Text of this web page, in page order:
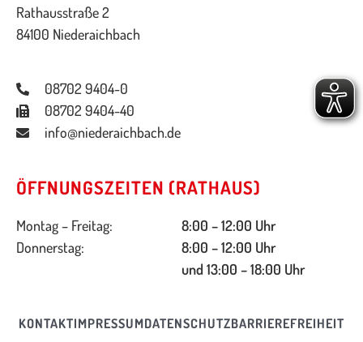
Rathausstraße 2
84100 Niederaichbach
08702 9404-0
08702 9404-40
info@niederaichbach.de
ÖFFNUNGSZEITEN (RATHAUS)
Montag – Freitag:
8:00 – 12:00 Uhr
Donnerstag:
8:00 – 12:00 Uhr
und 13:00 – 18:00 Uhr
KONTAKTIMPRESSUMDATENSCHUTZBARRIEREFREIHEIT